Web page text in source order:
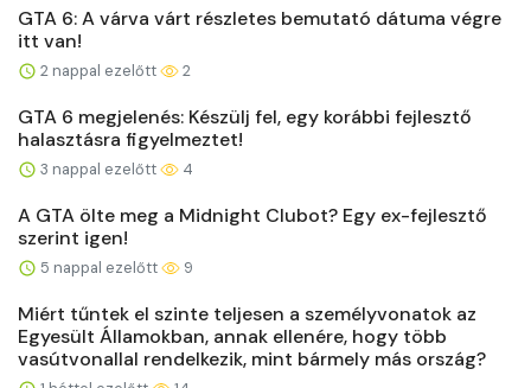
GTA 6: A várva várt részletes bemutató dátuma végre
itt van!
2 nappal ezelőtt 2
GTA 6 megjelenés: Készülj fel, egy korábbi fejlesztő
halasztásra figyelmeztet!
3 nappal ezelőtt 4
A GTA ölte meg a Midnight Clubot? Egy ex-fejlesztő
szerint igen!
5 nappal ezelőtt 9
Miért tűntek el szinte teljesen a személyvonatok az
Egyesült Államokban, annak ellenére, hogy több
vasútvonallal rendelkezik, mint bármely más ország?